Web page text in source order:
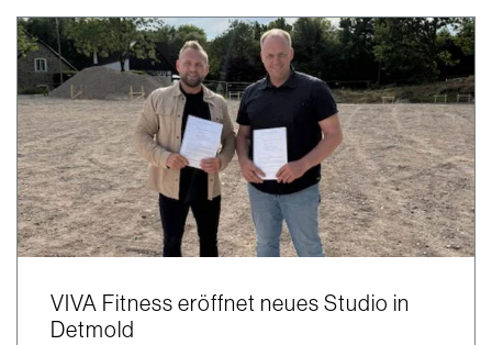
VIVA Fitness eröffnet neues Studio in
Detmold